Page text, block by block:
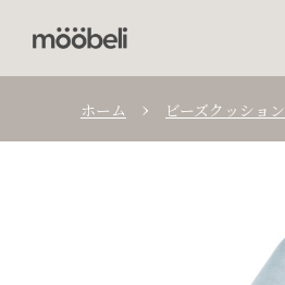
ホーム ビーズクッション